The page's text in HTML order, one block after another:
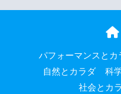
パフォーマンスとカ
自然とカラダ
科
社会とカ